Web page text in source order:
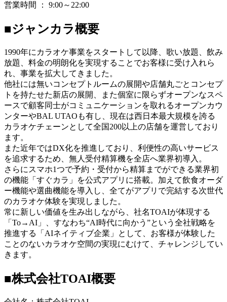
営業時間 ： 9:00～22:00
■ジャンカラ概要
1990年にカラオケ事業をスタートして以降、歌い放題、飲み
放題、料金の明朗化を実現することでお客様に受け入れら
れ、事業を拡大してきました。
他社には無いコンセプトルームの展開や店舗丸ごとコンセプ
トを持たせた新店の展開、また個室に限らずオープンなスペ
ースで顧客同士がコミュニケーションを取れるオープンカウ
ンターやBAL UTAOも有し、現在は西日本最大規模を誇る
カラオケチェーンとして全国200以上の店舗を運営しており
ます。
また近年ではDX化を推進しており、利便性の高いサービス
を追求するため、無人受付精算機を全店へ業界初導入。
さらにスマホ1つで予約・受付から精算までができる業界初
の機能「すぐカラ」を公式アプリに搭載。加えて飲食オーダ
ー機能や選曲機能を導入し、全てがアプリで完結する次世代
のカラオケ体験を実現しました。
常に新しい価値を生み出しながら、社名TOAIが体現する
「To→AI」、すなわち“AI時代に向かう”という全社戦略を
推進する「AIネイティブ企業」として、お客様が体験した
ことのないカラオケ空間の実現にむけて、チャレンジしてい
きます。
■株式会社TOAI概要